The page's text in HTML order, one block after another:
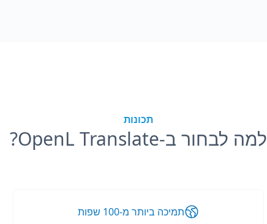
תכונות
למה לבחור ב-OpenL Translate?
תמיכה ביותר מ-100 שפות